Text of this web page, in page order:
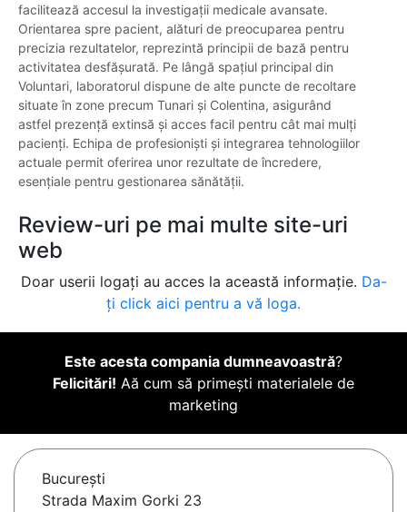
facilitează accesul la investigații medicale avansate.
Orientarea spre pacient, alături de preocuparea pentru
precizia rezultatelor, reprezintă principii de bază pentru
activitatea desfășurată. Pe lângă spațiul principal din
Voluntari, laboratorul dispune de alte puncte de recoltare
situate în zone precum Tunari și Colentina, asigurând
astfel prezență extinsă și acces facil pentru cât mai mulți
pacienți. Echipa de profesioniști și integrarea tehnologiilor
actuale permit oferirea unor rezultate de încredere,
esențiale pentru gestionarea sănătății.
Review-uri pe mai multe site-uri
web
Doar userii logați au acces la această informație. Da-
ți click aici pentru a vă loga.
Este acesta compania dumneavoastră?
Felicitări! Aă cum să primești materialele de
marketing
Bucureşti
Strada Maxim Gorki 23